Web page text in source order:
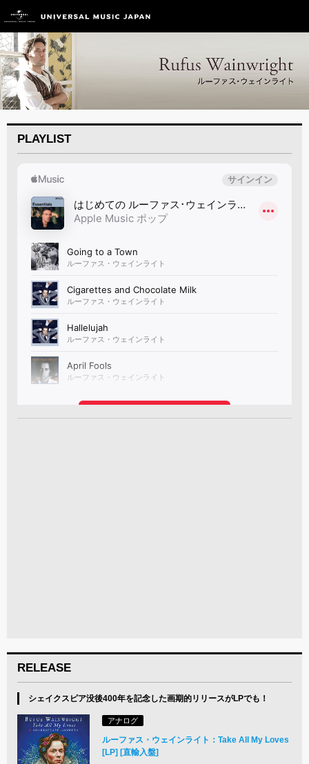
PLAYLIST
RELEASE
シェイクスピア没後400年を記念した画期的リリースがLPでも！
アナログ
ルーファス・ウェインライト：Take All My Loves
[LP] [直輸入盤]